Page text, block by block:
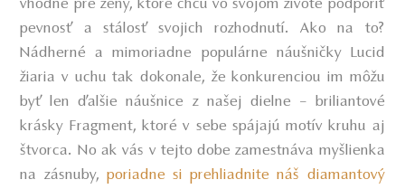
vhodné pre ženy, ktoré chcú vo svojom živote podporiť
pevnosť a stálosť svojich rozhodnutí. Ako na to?
Nádherné a mimoriadne populárne náušničky Lucid
žiaria v uchu tak dokonale, že konkurenciou im môžu
byť len ďalšie náušnice z našej dielne – briliantové
krásky Fragment, ktoré v sebe spájajú motív kruhu aj
štvorca. No ak vás v tejto dobe zamestnáva myšlienka
na zásnuby, poriadne si prehliadnite náš diamantový